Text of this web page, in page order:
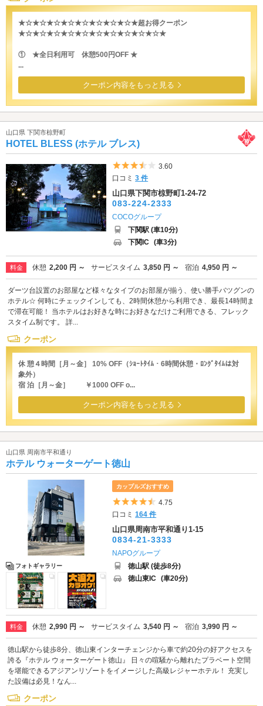
★☆★☆★☆★☆★☆★☆★☆★☆★超お得クーポン
★☆★☆★☆★☆★☆★☆★☆★☆★☆★☆★
① ★全日利用可 休憩500円OFF ★
...
クーポン内容をもっと見る
山口県 下関市椋野町
HOTEL BLESS (ホテル ブレス)
5つ星のうち3.5
3.60
口コミ3 件
山口県下関市椋野町1-24-72
083-224-2333
COCOグループ
下関駅 (車10分)
下関IC (車3分)
料金 休憩 2,200 円 ～ サービスタイム 3,850 円 ～ 宿泊 4,950 円 ～
ダーツ台設置のお部屋など様々なタイプのお部屋が揃う、使い勝手バツグンの
ホテル☆ 何時にチェックインしても、2時間休憩から利用でき、最長14時間ま
で滞在可能！ 当ホテルはお好きな時にお好きなだけご利用できる、フレック
スタイム制です。 詳...
クーポン
休 憩４時間［月～金］ 10% OFF（ｼｮｰﾄﾀｲﾑ・6時間休憩・ﾛﾝｸﾞﾀｲﾑは対
象外）
宿 泊［月～金］ ￥1000 OFF o...
クーポン内容をもっと見る
山口県 周南市平和通り
ホテル ウォーターゲート徳山
フォトギャラリー
カップルズおすすめ
5つ星のうち4.5
4.75
口コミ164 件
山口県周南市平和通り1-15
0834-21-3333
NAPOグループ
徳山駅 (徒歩8分)
徳山東IC (車20分)
料金 休憩 2,990 円 ～ サービスタイム 3,540 円 ～ 宿泊 3,990 円 ～
徳山駅から徒歩8分、徳山東インターチェンジから車で約20分の好アクセスを
誇る『ホテル ウォーターゲート徳山』 日々の喧騒から離れたプラベート空間
を堪能できるアジアンリゾートをイメージした高級レジャーホテル！ 充実し
た設備は必見！なん...
クーポン